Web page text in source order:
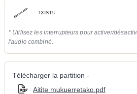
TXISTU
* Utilisez les interrupteurs pour activer/
l'audio combiné.
Télécharger la partition -
Aitite mukuerretako.pdf